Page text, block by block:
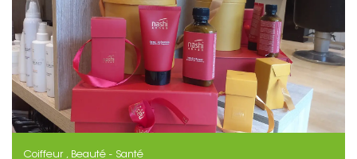
Coiffeur , Beauté - Santé